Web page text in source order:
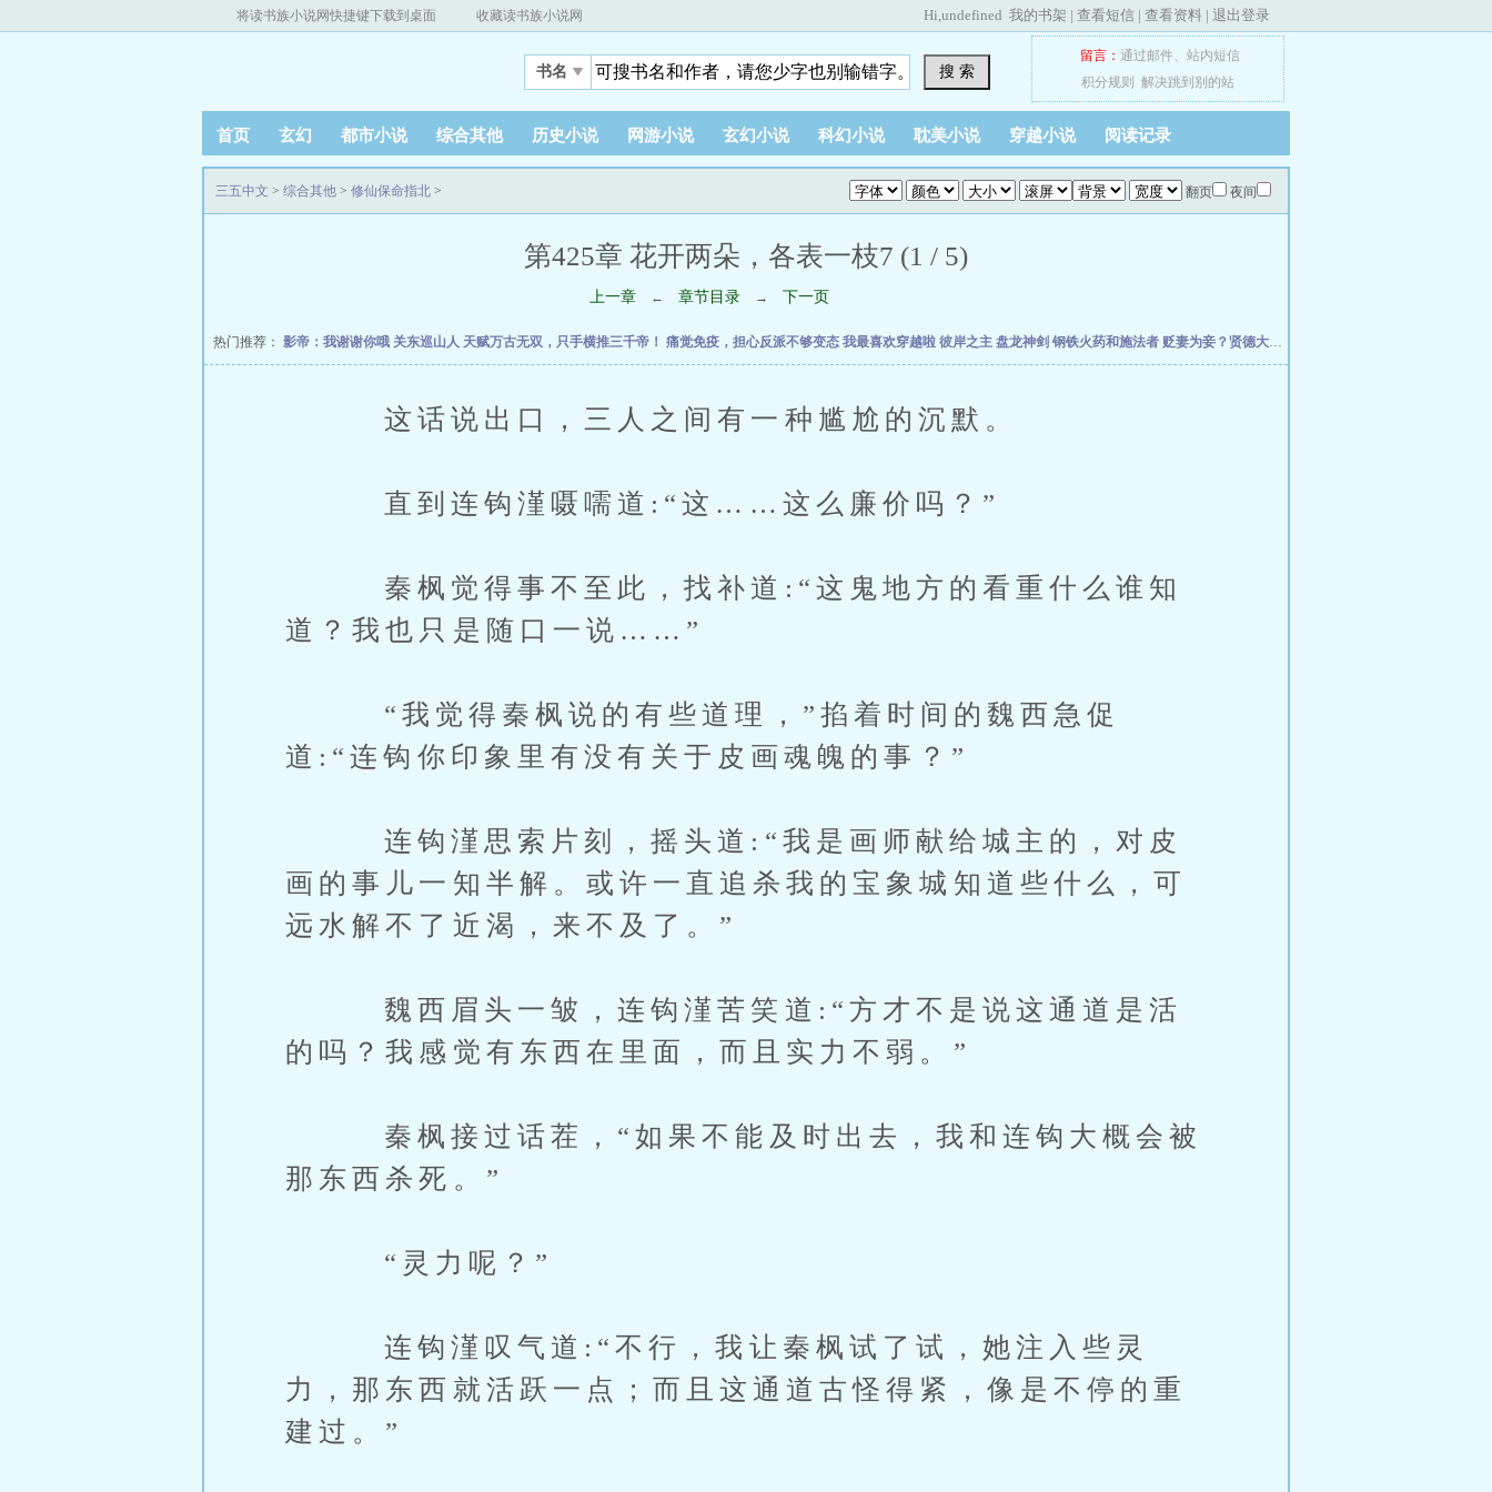
将读书族小说网快捷键下载到桌面 收藏读书族小说网 Hi,undefined 我的书架 | 查看短信 | 查看资料 | 退出登录
书名 搜 索
留言： 通过邮件、 站内短信
积分规则
解决跳到别的站
首页 玄幻 都市小说 综合其他 历史小说 网游小说 玄幻小说 科幻小说 耽美小说 穿越小说 阅读记录
翻页 夜间
三五中文 > 综合其他 > 修仙保命指北 >
第425章 花开两朵，各表一枝7 (1 / 5)
上一章 ← 章节目录 → 下一页
热门推荐： 影帝：我谢谢你哦 关东巡山人 天赋万古无双，只手横推三千帝！ 痛觉免疫，担心反派不够变态 我最喜欢穿越啦 彼岸之主 盘龙神剑 钢铁火药和施法者 贬妻为妾？贤德大妇她掀桌了
这话说出口，三人之间有一种尴尬的沉默。
直到连钩漌嗫嚅道:“这……这么廉价吗？”
秦枫觉得事不至此，找补道:“这鬼地方的看重什么谁知
道？我也只是随口一说……”
“我觉得秦枫说的有些道理，”掐着时间的魏西急促
道:“连钩你印象里有没有关于皮画魂魄的事？”
连钩漌思索片刻，摇头道:“我是画师献给城主的，对皮
画的事儿一知半解。或许一直追杀我的宝象城知道些什么，可
远水解不了近渴，来不及了。”
魏西眉头一皱，连钩漌苦笑道:“方才不是说这通道是活
的吗？我感觉有东西在里面，而且实力不弱。”
秦枫接过话茬，“如果不能及时出去，我和连钩大概会被
那东西杀死。”
“灵力呢？”
连钩漌叹气道:“不行，我让秦枫试了试，她注入些灵
力，那东西就活跃一点；而且这通道古怪得紧，像是不停的重
建过。”